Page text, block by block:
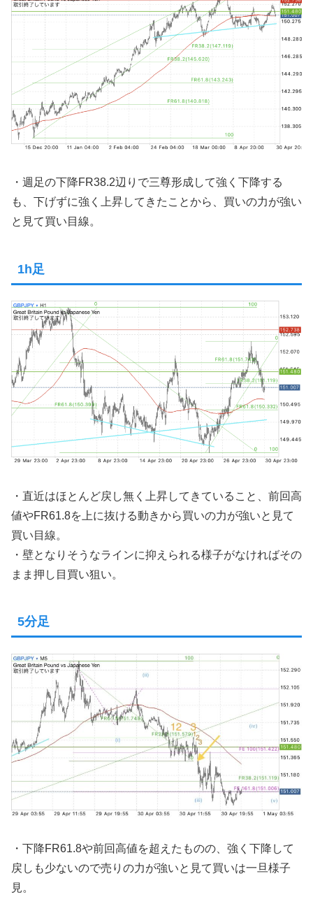
・週足の下降FR38.2辺りで三尊形成して強く下降する
も、下げずに強く上昇してきたことから、買いの力が強い
と見て買い目線。
1h足
・直近はほとんど戻し無く上昇してきていること、前回高
値やFR61.8を上に抜ける動きから買いの力が強いと見て
買い目線。
・壁となりそうなラインに抑えられる様子がなければその
まま押し目買い狙い。
5分足
・下降FR61.8や前回高値を超えたものの、強く下降して
戻しも少ないので売りの力が強いと見て買いは一旦様子
見。